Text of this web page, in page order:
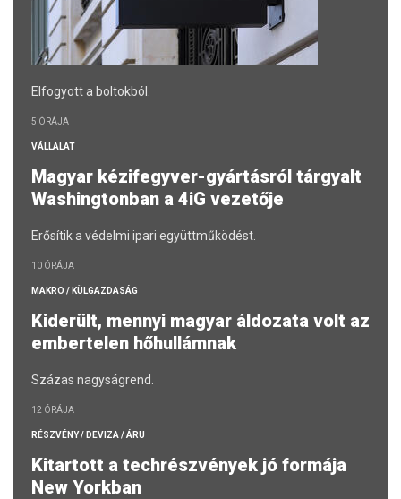
Elfogyott a boltokból.
5 ÓRÁJA
VÁLLALAT
Magyar kézifegyver-gyártásról tárgyalt
Washingtonban a 4iG vezetője
Erősítik a védelmi ipari együttműködést.
10 ÓRÁJA
MAKRO / KÜLGAZDASÁG
Kiderült, mennyi magyar áldozata volt az
embertelen hőhullámnak
Százas nagyságrend.
12 ÓRÁJA
RÉSZVÉNY / DEVIZA / ÁRU
Kitartott a techrészvények jó formája
New Yorkban